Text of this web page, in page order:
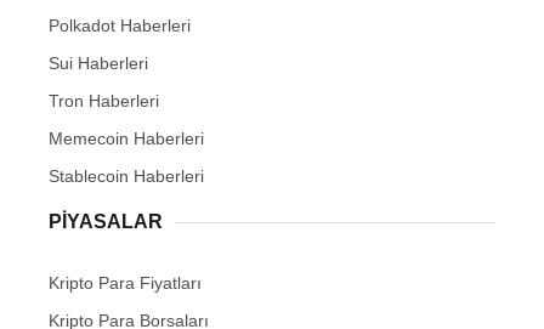
Polkadot Haberleri
Sui Haberleri
Tron Haberleri
Memecoin Haberleri
Stablecoin Haberleri
PIYASALAR
Kripto Para Fiyatları
Kripto Para Borsaları